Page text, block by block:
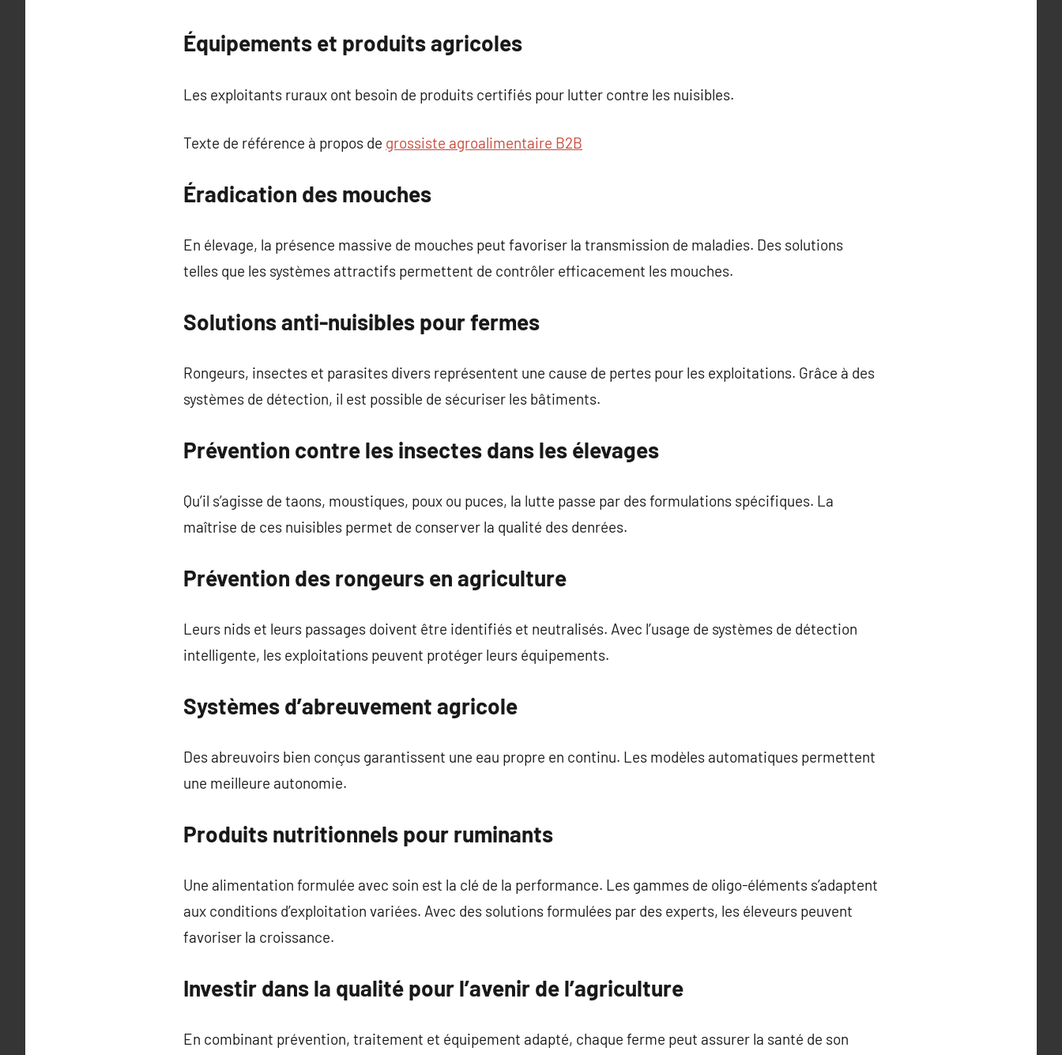
Équipements et produits agricoles
Les exploitants ruraux ont besoin de produits certifiés pour lutter contre les nuisibles.
Texte de référence à propos de grossiste agroalimentaire B2B
Éradication des mouches
En élevage, la présence massive de mouches peut favoriser la transmission de maladies. Des solutions
telles que les systèmes attractifs permettent de contrôler efficacement les mouches.
Solutions anti-nuisibles pour fermes
Rongeurs, insectes et parasites divers représentent une cause de pertes pour les exploitations. Grâce à des
systèmes de détection, il est possible de sécuriser les bâtiments.
Prévention contre les insectes dans les élevages
Qu’il s’agisse de taons, moustiques, poux ou puces, la lutte passe par des formulations spécifiques. La
maîtrise de ces nuisibles permet de conserver la qualité des denrées.
Prévention des rongeurs en agriculture
Leurs nids et leurs passages doivent être identifiés et neutralisés. Avec l’usage de systèmes de détection
intelligente, les exploitations peuvent protéger leurs équipements.
Systèmes d’abreuvement agricole
Des abreuvoirs bien conçus garantissent une eau propre en continu. Les modèles automatiques permettent
une meilleure autonomie.
Produits nutritionnels pour ruminants
Une alimentation formulée avec soin est la clé de la performance. Les gammes de oligo-éléments s’adaptent
aux conditions d’exploitation variées. Avec des solutions formulées par des experts, les éleveurs peuvent
favoriser la croissance.
Investir dans la qualité pour l’avenir de l’agriculture
En combinant prévention, traitement et équipement adapté, chaque ferme peut assurer la santé de son